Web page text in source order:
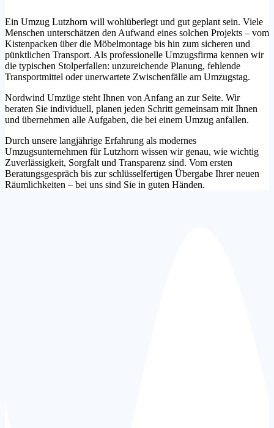
Ein Umzug Lutzhorn will wohlüberlegt und gut geplant sein. Viele
Menschen unterschätzen den Aufwand eines solchen Projekts – vom
Kistenpacken über die Möbelmontage bis hin zum sicheren und
pünktlichen Transport. Als professionelle Umzugsfirma kennen wir
die typischen Stolperfallen: unzureichende Planung, fehlende
Transportmittel oder unerwartete Zwischenfälle am Umzugstag.
Nordwind Umzüge steht Ihnen von Anfang an zur Seite. Wir
beraten Sie individuell, planen jeden Schritt gemeinsam mit Ihnen
und übernehmen alle Aufgaben, die bei einem Umzug anfallen.
Durch unsere langjährige Erfahrung als modernes
Umzugsunternehmen für Lutzhorn wissen wir genau, wie wichtig
Zuverlässigkeit, Sorgfalt und Transparenz sind. Vom ersten
Beratungsgespräch bis zur schlüsselfertigen Übergabe Ihrer neuen
Räumlichkeiten – bei uns sind Sie in guten Händen.